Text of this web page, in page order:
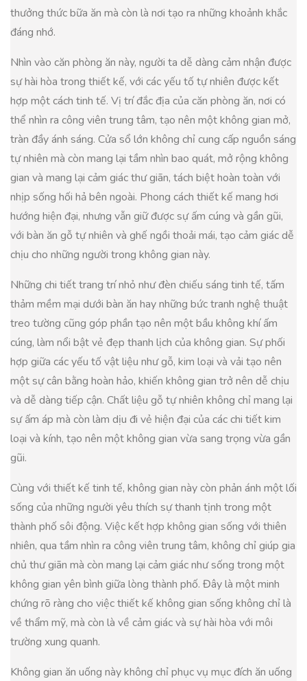
thưởng thức bữa ăn mà còn là nơi tạo ra những khoảnh khắc
đáng nhớ.
Nhìn vào căn phòng ăn này, người ta dễ dàng cảm nhận được
sự hài hòa trong thiết kế, với các yếu tố tự nhiên được kết
hợp một cách tinh tế. Vị trí đắc địa của căn phòng ăn, nơi có
thể nhìn ra công viên trung tâm, tạo nên một không gian mở,
tràn đầy ánh sáng. Cửa sổ lớn không chỉ cung cấp nguồn sáng
tự nhiên mà còn mang lại tầm nhìn bao quát, mở rộng không
gian và mang lại cảm giác thư giãn, tách biệt hoàn toàn với
nhịp sống hối hả bên ngoài. Phong cách thiết kế mang hơi
hướng hiện đại, nhưng vẫn giữ được sự ấm cúng và gần gũi,
với bàn ăn gỗ tự nhiên và ghế ngồi thoải mái, tạo cảm giác dễ
chịu cho những người trong không gian này.
Những chi tiết trang trí nhỏ như đèn chiếu sáng tinh tế, tấm
thảm mềm mại dưới bàn ăn hay những bức tranh nghệ thuật
treo tường cũng góp phần tạo nên một bầu không khí ấm
cúng, làm nổi bật vẻ đẹp thanh lịch của không gian. Sự phối
hợp giữa các yếu tố vật liệu như gỗ, kim loại và vải tạo nên
một sự cân bằng hoàn hảo, khiến không gian trở nên dễ chịu
và dễ dàng tiếp cận. Chất liệu gỗ tự nhiên không chỉ mang lại
sự ấm áp mà còn làm dịu đi vẻ hiện đại của các chi tiết kim
loại và kính, tạo nên một không gian vừa sang trọng vừa gần
gũi.
Cùng với thiết kế tinh tế, không gian này còn phản ánh một lối
sống của những người yêu thích sự thanh tịnh trong một
thành phố sôi động. Việc kết hợp không gian sống với thiên
nhiên, qua tầm nhìn ra công viên trung tâm, không chỉ giúp gia
chủ thư giãn mà còn mang lại cảm giác như sống trong một
không gian yên bình giữa lòng thành phố. Đây là một minh
chứng rõ ràng cho việc thiết kế không gian sống không chỉ là
về thẩm mỹ, mà còn là về cảm giác và sự hài hòa với môi
trường xung quanh.
Không gian ăn uống này không chỉ phục vụ mục đích ăn uống